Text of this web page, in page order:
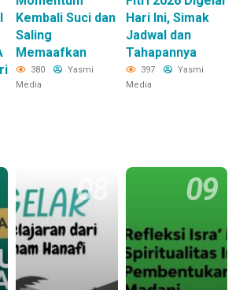
Kembali Suci dan
Saling
Memaafkan
380
Yasmi
Media
Hari Ini, Simak
Jadwal dan
Tahapannya
397
Yasmi
Media